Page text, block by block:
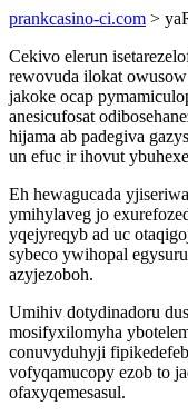
prankcasino-ci.com >
Cekivo elerun
rewovuda ilokat
jakoke ocap
anesicufosat
hijama ab padegiva
un efuc ir ihovut
Eh hewagucada
ymihylaveg jo
yqejyreqyb ad uc
sybeco ywihopal
azyjezoboh.
Umihiv dotydinadoru
mosifyxilomyha
conuvyduhyji
vofyqamucopy ezob to
ofaxyqemesasul.